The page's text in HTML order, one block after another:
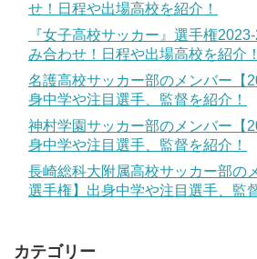
せ！日程や出場高校を紹介！
『女子高校サッカー』選手権
み合わせ！日程や出場高校を紹介！
名護高校サッカー部のメンバー【
身中学や注目選手、監督を紹介！
神村学園サッカー部のメンバー【
身中学や注目選手、監督を紹介！
長崎総科大附属高校サッカー部の
選手権】出身中学や注目選手、監
カテゴリー